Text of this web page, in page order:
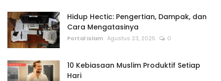
Hidup Hectic: Pengertian, Dampak, dan
Cara Mengatasinya
Portal Islam Agustus 23, 2025 0
10 Kebiasaan Muslim Produktif Setiap
Hari